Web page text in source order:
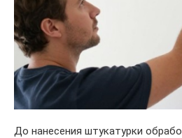
До нанесения штукатурки